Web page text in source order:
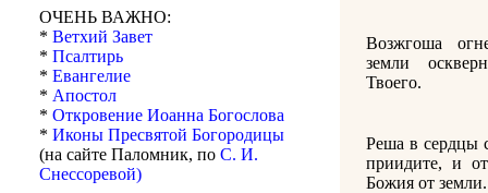
ОЧЕНЬ ВАЖНО:
* Ветхий Завет
* Псалтирь
* Евангелие
* Апостол
* Откровение Иоанна Богослова
* Иконы Пресвятой Богородицы
(на сайте Паломник, по С. И.
Снессоревой)
Возжгоша
земли
Твоего.
Реша в сердцы
приидите, и
Божия от земли.